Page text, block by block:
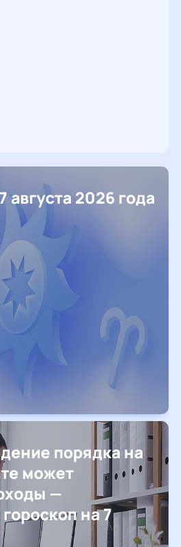
августа 2026 года
порядка на
может
—
на 7